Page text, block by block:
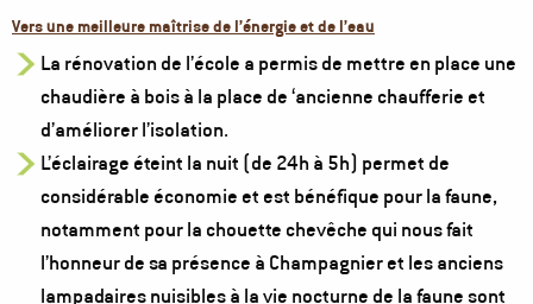
Vers une meilleure maîtrise de l’énergie et de l’eau
La rénovation de l’école a permis de mettre en place une
chaudière à bois à la place de ‘ancienne chaufferie et
d’améliorer l’isolation.
L’éclairage éteint la nuit (de 24h à 5h) permet de
considérable économie et est bénéfique pour la faune,
notamment pour la chouette chevêche qui nous fait
l’honneur de sa présence à Champagnier et les anciens
lampadaires nuisibles à la vie nocturne de la faune sont